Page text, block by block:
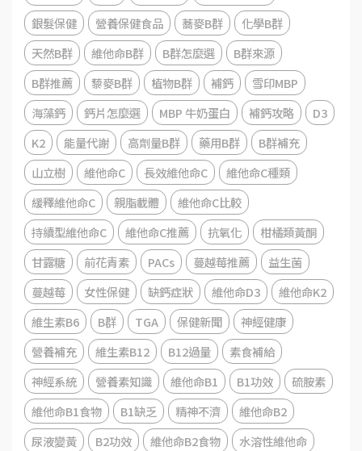
銀髮保健
營養保健食品 蕎麥B群
化學B群
天然B群
維他命B群 B群怎麼選
B群來源
B群推薦
藜麥B群 植物B群 補鈣
雪印MBP
海藻鈣
鈣片怎麼選 MBP 牛奶蛋白 補鈣攻略
D3
K2
能量代謝 高劑量B群 藥用B群
B群補充
山立樹
維他命C 長效維他命C
維他命C種類
緩釋維他命C
親脂載體
維他命C比較
持續型維他命C
維他命C推薦 抗氧化
柑橘類黃酮
甘露糖
前花青素 PACs 蔓越莓推薦
益生菌
蔓越莓
女性保健 缺鈣症狀 維他命D3
維他命K2
維生素B6
B群 TGA 保健新聞
神經健康
營養補充
維生素B12 B12過量
素食補給
神經系統
營養素知識 維他命B1 B1功效
硫胺素
維他命B1食物
B1缺乏 精神不濟
維他命B2
尿液變黃
B2功效 維他命B2食物
水溶性維他命